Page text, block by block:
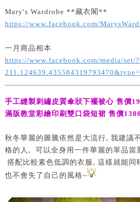
Mary's Wardrobe **藏衣閣**
https://www.facebook.com/
一月商品相本
https://www.facebook.com/media/set/
手工縫製刺繡皮質傘狀下襬被心 售價
滿版教堂彩繪印刷雙口袋短裙 售價1380
秋冬華麗的圖騰依然是大流行, 我建議
格的人, 可以全身用一件華麗的單品當
搭配比較素色低調的衣服, 這樣就能同
也不會失了自己的風格~